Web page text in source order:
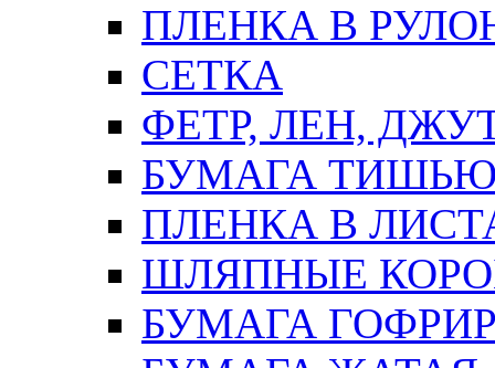
ПЛЕНКА В
СЕТКА
ФЕТР, ЛЕН,
БУМАГА
ПЛЕНКА В
ШЛЯПНЫЕ
БУМАГА